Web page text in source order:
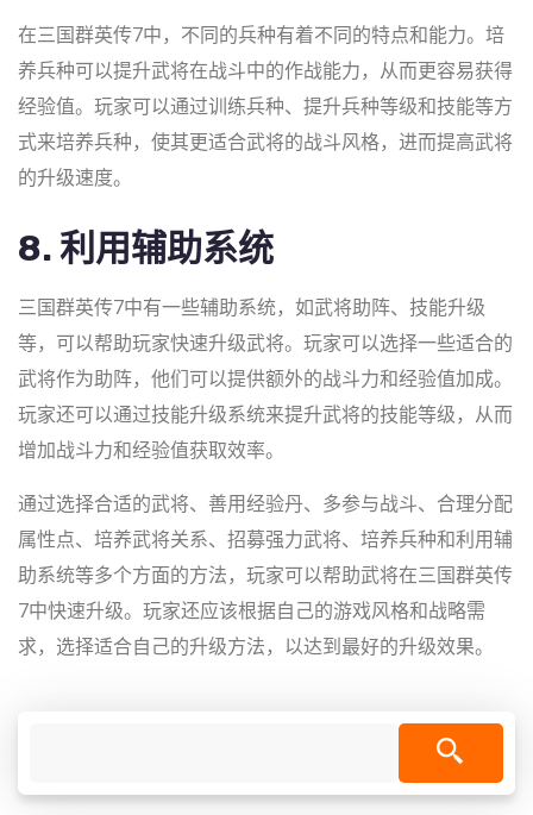
在三国群英传7中，不同的兵种有着不同的特点和能力。培
养兵种可以提升武将在战斗中的作战能力，从而更容易获得
经验值。玩家可以通过训练兵种、提升兵种等级和技能等方
式来培养兵种，使其更适合武将的战斗风格，进而提高武将
的升级速度。
8. 利用辅助系统
三国群英传7中有一些辅助系统，如武将助阵、技能升级
等，可以帮助玩家快速升级武将。玩家可以选择一些适合的
武将作为助阵，他们可以提供额外的战斗力和经验值加成。
玩家还可以通过技能升级系统来提升武将的技能等级，从而
增加战斗力和经验值获取效率。
通过选择合适的武将、善用经验丹、多参与战斗、合理分配
属性点、培养武将关系、招募强力武将、培养兵种和利用辅
助系统等多个方面的方法，玩家可以帮助武将在三国群英传
7中快速升级。玩家还应该根据自己的游戏风格和战略需
求，选择适合自己的升级方法，以达到最好的升级效果。